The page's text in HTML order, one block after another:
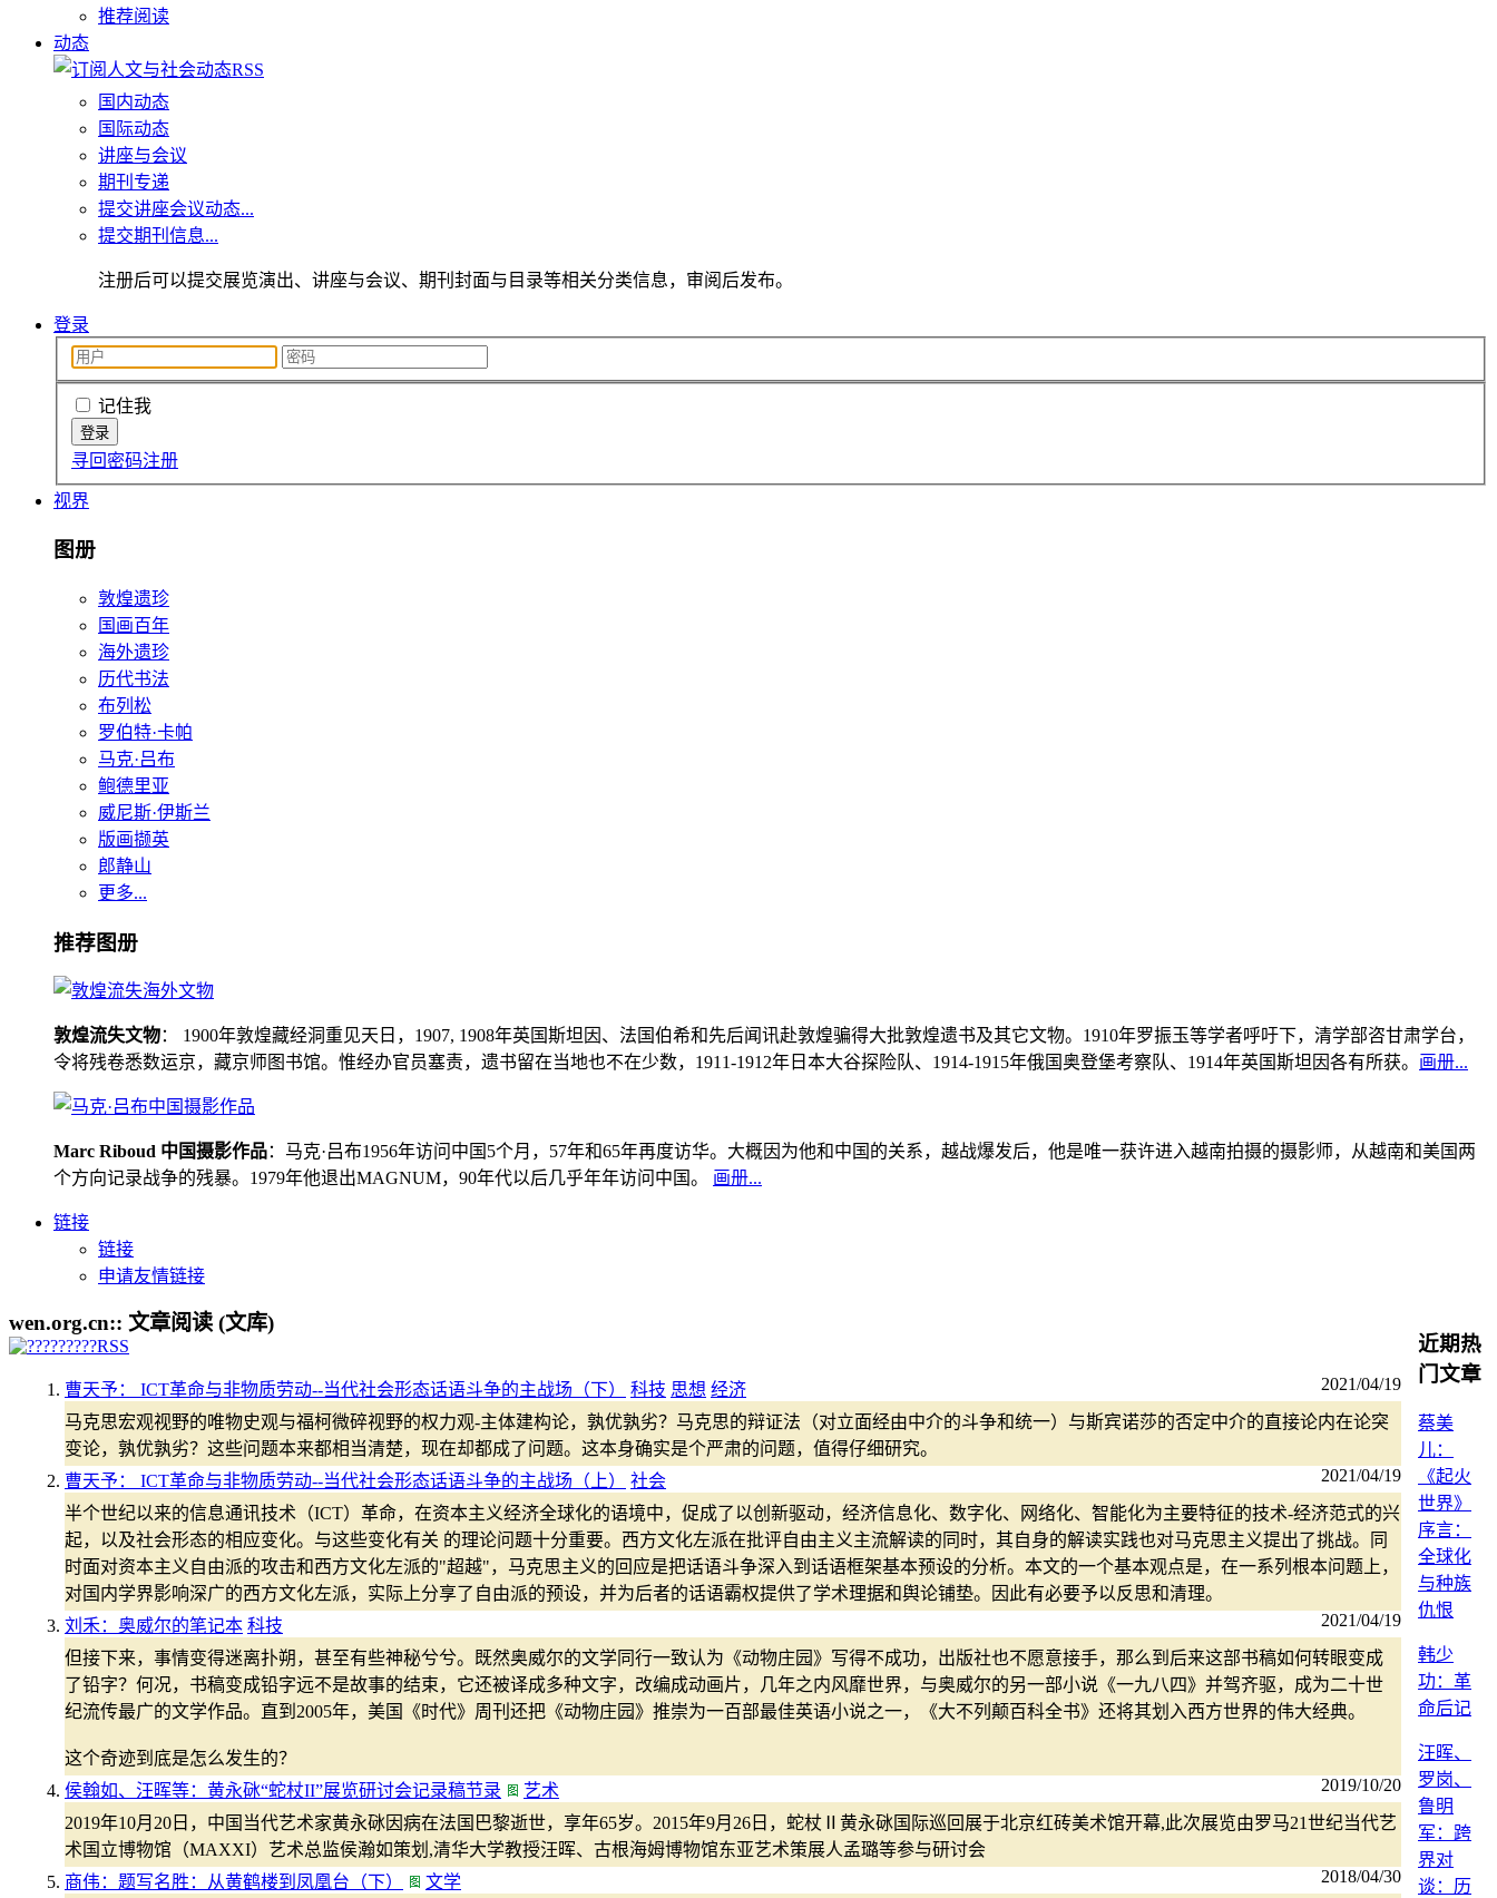
推荐阅读
动态
国内动态
国际动态
讲座与会议
期刊专递
提交讲座会议动态...
提交期刊信息...
注册后可以提交展览演出、讲座与会议、期刊封面与目录等相关分类信息，审阅后发布。
登录
记住我
寻回密码注册
视界
图册
敦煌遗珍
国画百年
海外遗珍
历代书法
布列松
罗伯特·卡帕
马克·吕布
鲍德里亚
威尼斯·伊斯兰
版画撷英
郎静山
更多...
推荐图册
敦煌流失文物： 1900年敦煌藏经洞重见天日，1907, 1908年英国斯坦因、法国伯希和先后闻讯赴敦煌骗得大批敦煌遗书及其它文物。1910年罗振玉等学者呼吁下，清学部咨甘肃学台，
令将残卷悉数运京，藏京师图书馆。惟经办官员塞责，遗书留在当地也不在少数，1911-1912年日本大谷探险队、1914-1915年俄国奥登堡考察队、1914年英国斯坦因各有所获。 画册...
Marc Riboud 中国摄影作品：马克·吕布1956年访问中国5个月，57年和65年再度访华。大概因为他和中国的关系，越战爆发后，他是唯一获许进入越南拍摄的摄影师，从越南和美国两
个方向记录战争的残暴。1979年他退出MAGNUM，90年代以后几乎年年访问中国。 画册...
链接
链接
申请友情链接
wen.org.cn:: 文章阅读 (文库)
曹天予： ICT革命与非物质劳动--当代社会形态话语斗争的主战场（下） 2021/04/19
科技 思想 经济
马克思宏观视野的唯物史观与福柯微碎视野的权力观-主体建构论，孰优孰劣？马克思的辩证法（对立面经由中介的斗争和统一）与斯宾诺莎的否定中介的直接论内在论突
变论，孰优孰劣？这些问题本来都相当清楚，现在却都成了问题。这本身确实是个严肃的问题，值得仔细研究。
曹天予： ICT革命与非物质劳动--当代社会形态话语斗争的主战场（上）
2021/04/19
社会
半个世纪以来的信息通讯技术（ICT）革命，在资本主义经济全球化的语境中，促成了以创新驱动，经济信息化、数字化、网络化、智能化为主要特征的技术-经济范式的兴
起，以及社会形态的相应变化。与这些变化有关 的理论问题十分重要。西方文化左派在批评自由主义主流解读的同时，其自身的解读实践也对马克思主义提出了挑战。同
时面对资本主义自由派的攻击和西方文化左派的"超越"，马克思主义的回应是把话语斗争深入到话语框架基本预设的分析。本文的一个基本观点是，在一系列根本问题上，
对国内学界影响深广的西方文化左派，实际上分享了自由派的预设，并为后者的话语霸权提供了学术理据和舆论铺垫。因此有必要予以反思和清理。
刘禾：奥威尔的笔记本
2021/04/19
科技
但接下来，事情变得迷离扑朔，甚至有些神秘兮兮。既然奥威尔的文学同行一致认为《动物庄园》写得不成功，出版社也不愿意接手，那么到后来这部书稿如何转眼变成
了铅字？何况，书稿变成铅字远不是故事的结束，它还被译成多种文字，改编成动画片，几年之内风靡世界，与奥威尔的另一部小说《一九八四》并驾齐驱，成为二十世
纪流传最广的文学作品。直到2005年，美国《时代》周刊还把《动物庄园》推崇为一百部最佳英语小说之一，《大不列颠百科全书》还将其划入西方世界的伟大经典。
这个奇迹到底是怎么发生的？
侯翰如、汪晖等：黄永砯“蛇杖II”展览研讨会记录稿节录
2019/10/20
艺术
2019年10月20日，中国当代艺术家黄永砯因病在法国巴黎逝世，享年65岁。2015年9月26日，蛇杖Ⅱ黄永砯国际巡回展于北京红砖美术馆开幕,此次展览由罗马21世纪当代艺
术国立博物馆（MAXXI）艺术总监侯瀚如策划,清华大学教授汪晖、古根海姆博物馆东亚艺术策展人孟璐等参与研讨会
商伟：题写名胜：从黄鹤楼到凤凰台（下）
2018/04/30
文学
近期热
门文章
蔡美
儿：
《起火
世界》
序言：
全球化
与种族
仇恨
韩少
功：革
命后记
汪晖、
罗岗、
鲁明
军：跨
界对
谈：历